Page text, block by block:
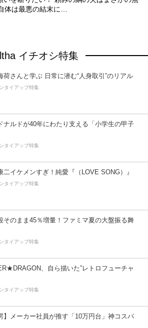
体は最悪の結末に…
イチオシ特集
荷さんと学ぶ 日常に潜む“人身取引”のリアル
タイアップ特集
ナルドが40年にわたり支える「小学生の甲子
タイアップ特集
二イケメンすぎ！純愛『（LOVE SONG）』
タイアップ特集
そのまま45％増量！ファミマ夏の大盤振る舞
タイアップ特集
、自ら描いた”レトロフューチャ
タイアップ特集
】メーカー社員が推す「10万円台」神コスパ